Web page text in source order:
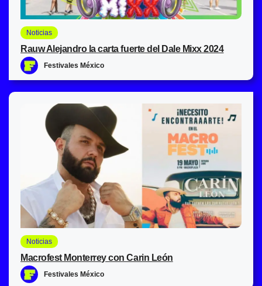
Noticias
Rauw Alejandro la carta fuerte del Dale Mixx 2024
Festivales México
Noticias
Macrofest Monterrey con Carin León
Festivales México